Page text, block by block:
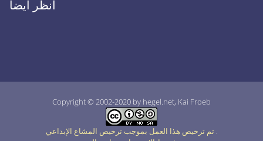
انظر ايضا
Copyright © 2002-2020 by hegel.net, Kai Froeb
.